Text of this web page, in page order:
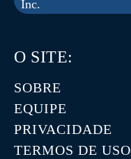
Inc.
O SITE:
SOBRE
EQUIPE
PRIVACIDADE
TERMOS DE USO